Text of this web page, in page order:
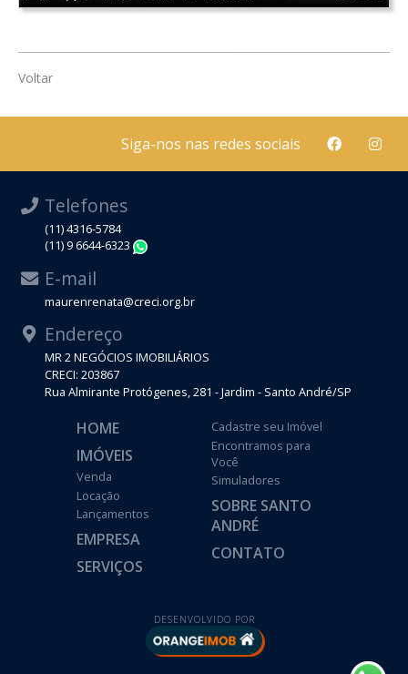
Voltar
Siga-nos nas redes sociais
Telefones
(11) 4316-5784
(11) 9 6644-6323
E-mail
maurenrenata@creci.org.br
Endereço
MR 2 NEGÓCIOS IMOBILIÁRIOS
CRECI: 203867
Rua Almirante Protógenes, 281 - Jardim - Santo André/SP
HOME
IMÓVEIS
Venda
Locação
Lançamentos
EMPRESA
SERVIÇOS
Cadastre seu Imóvel
Encontramos para
Você
Simuladores
SOBRE SANTO
ANDRÉ
CONTATO
DESENVOLVIDO POR